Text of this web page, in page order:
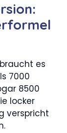
es
7000
8500
locker
verspricht